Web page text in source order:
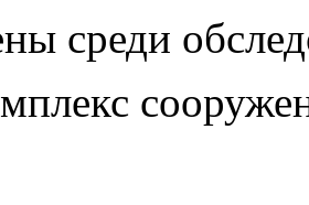
среди